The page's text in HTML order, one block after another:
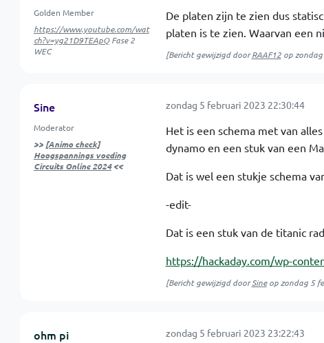
Golden Member
https://www.youtube.com/wat
ch?v=yg21D9TEApQFase 2
WEC
De platen zijn te zien dus
platen is te zien. Waarvan een
[Bericht gewijzigd doorRAAF12op
Sine
Moderator
>> [Animo check]
Hoogspannings voeding
Circuits Online 2024<<
zondag 5 februari 2023 22:30:44
Het is een schema met van
dynamo en een stuk van een
Dat is wel een stukje schema
-edit-
Dat is een stuk van de titanic
https://hackaday.com/wp-
[Bericht gewijzigd doorSineop zondag 5
ohm pi zondag 5 februari 2023 23:22:43